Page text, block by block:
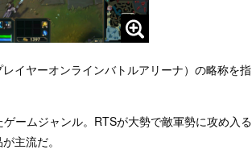
イヤーオンラインバトルアリーナ）の略称を指
ームジャンル。RTSが大勢で敵軍勢に攻め入る
主流だ。